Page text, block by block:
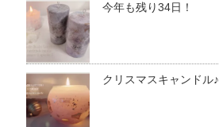
今年も残り34日！
クリスマスキャンドル♪